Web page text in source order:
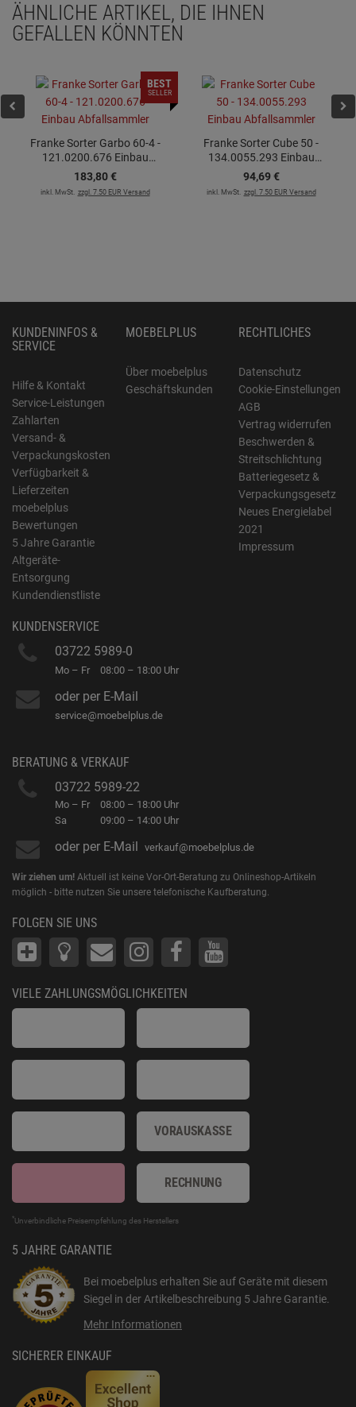
ÄHNLICHE ARTIKEL, DIE IHNEN
GEFALLEN KÖNNTEN
Franke Sorter Garbo 60-4 -
121.0200.676 Einbau
Abfallsammler
183,80 €
inkl. MwSt. zzgl. 7.50 EUR Versand
BEST
SELLER
Franke Sorter Cube 50 -
134.0055.293 Einbau
Abfallsammler
94,69 €
inkl. MwSt. zzgl. 7.50 EUR Versand
KUNDENINFOS &
SERVICE
Hilfe & Kontakt
Service-Leistungen
Zahlarten
Versand- &
Verpackungskosten
Verfügbarkeit &
Lieferzeiten
moebelplus
Bewertungen
5 Jahre Garantie
Altgeräte-
Entsorgung
Kundendienstliste
MOEBELPLUS
Über moebelplus
Geschäftskunden
RECHTLICHES
Datenschutz
Cookie-Einstellungen
AGB
Vertrag widerrufen
Beschwerden &
Streitschlichtung
Batteriegesetz &
Verpackungsgesetz
Neues Energielabel
2021
Impressum
KUNDENSERVICE
03722 5989-0
Mo – Fr 08:00 – 18:00 Uhr
oder per E-Mail
service@moebelplus.de
BERATUNG & VERKAUF
03722 5989-22
Mo – Fr
Sa
08:00 – 18:00 Uhr
09:00 – 14:00 Uhr
oder per E-Mail verkauf@moebelplus.de
Wir ziehen um! Aktuell ist keine Vor-Ort-Beratung zu Onlineshop-Artikeln
möglich - bitte nutzen Sie unsere telefonische Kaufberatung.
FOLGEN SIE UNS
VIELE ZAHLUNGSMÖGLICHKEITEN
VORAUSKASSE
RECHNUNG
*Unverbindliche Preisempfehlung des Herstellers
5 JAHRE GARANTIE
Bei moebelplus erhalten Sie auf Geräte mit diesem
Siegel in der Artikelbeschreibung 5 Jahre Garantie.
Mehr Informationen
SICHERER EINKAUF